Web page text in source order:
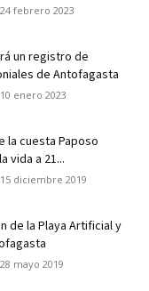
24 febrero 2023
un registro de
de Antofagasta
10 enero 2023
la cuesta Paposo
vida a 21...
15 diciembre 2019
de la Playa Artificial y
28 mayo 2019